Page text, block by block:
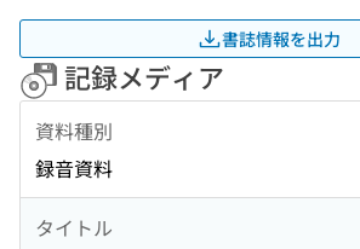
書誌情報を出力
記録メディア
資料種別
録音資料
タイトル